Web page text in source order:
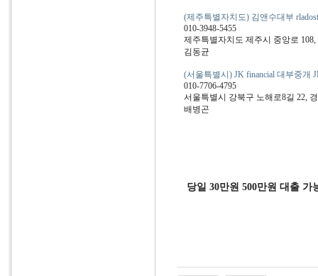
(제주특별자치도) 김앤수대부
010-3948-5455
제주특별자치도 제주시 중앙로
김동균
(서울특별시) JK financial 대부중개
010-7706-4795
서울특별시 강북구 노해로8길 22,
배병곤
당일 30만원 500만원 대출